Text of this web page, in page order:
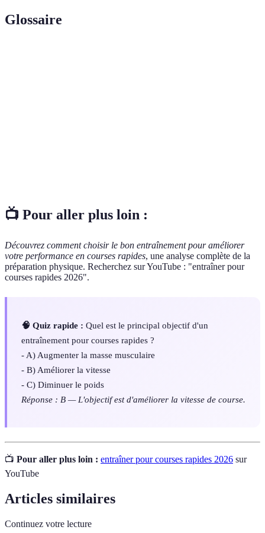
Glossaire
📺 Pour aller plus loin :
Découvrez comment choisir le bon entraînement pour améliorer
votre performance en courses rapides, une analyse complète de la
préparation physique. Recherchez sur YouTube : "entraîner pour
courses rapides 2026".
🧠 Quiz rapide : Quel est le principal objectif d'un
entraînement pour courses rapides ?
- A) Augmenter la masse musculaire
- B) Améliorer la vitesse
- C) Diminuer le poids
Réponse : B — L'objectif est d'améliorer la vitesse de course.
📺 Pour aller plus loin : entraîner pour courses rapides 2026 sur
YouTube
Articles similaires
Continuez votre lecture